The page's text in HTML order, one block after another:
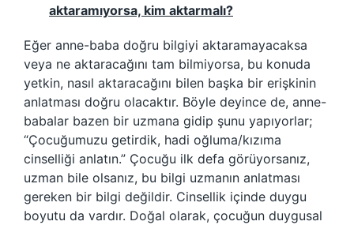
aktaramıyorsa, kim aktarmalı?
Eğer anne-baba doğru bilgiyi aktaramayacaksa
veya ne aktaracağını tam bilmiyorsa, bu konuda
yetkin, nasıl aktaracağını bilen başka bir erişkinin
anlatması doğru olacaktır. Böyle deyince de, anne-
babalar bazen bir uzmana gidip şunu yapıyorlar;
“Çocuğumuzu getirdik, hadi oğluma/kızıma
cinselliği anlatın.” Çocuğu ilk defa görüyorsanız,
uzman bile olsanız, bu bilgi uzmanın anlatması
gereken bir bilgi değildir. Cinsellik içinde duygu
boyutu da vardır. Doğal olarak, çocuğun duygusal